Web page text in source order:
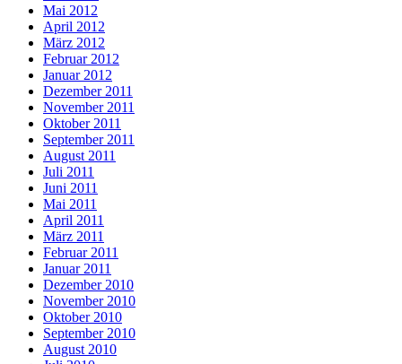
Mai 2012
April 2012
März 2012
Februar 2012
Januar 2012
Dezember 2011
November 2011
Oktober 2011
September 2011
August 2011
Juli 2011
Juni 2011
Mai 2011
April 2011
März 2011
Februar 2011
Januar 2011
Dezember 2010
November 2010
Oktober 2010
September 2010
August 2010